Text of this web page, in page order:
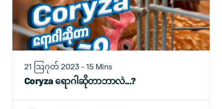
21 ဩဂုတ် 2023 - 15 Mins
Coryza ရောဂါဆိုတာဘာလဲ...?